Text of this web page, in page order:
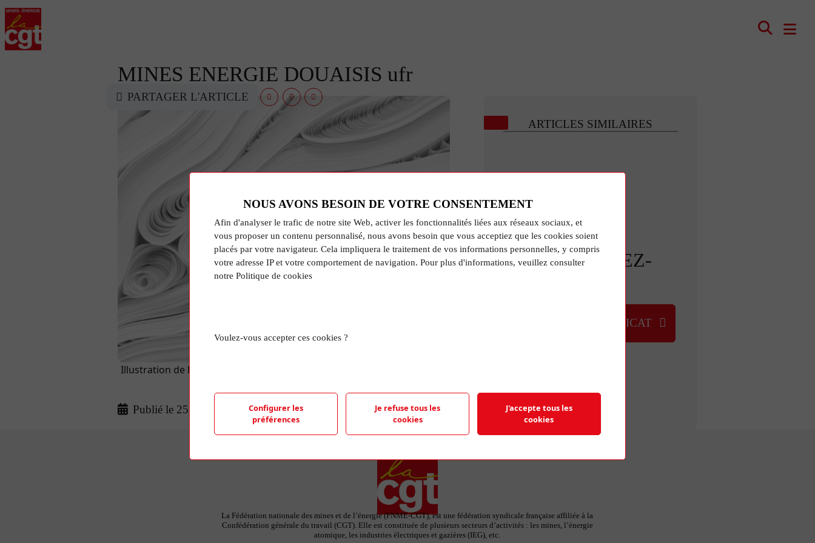
MINES ENERGIE DOUAISIS ufr
Illustration de l'article aléatoire représentant le logo de la FNME-CGT et
Publié le 25 Mar 2024
PARTAGER L'ARTICLE
ARTICLES SIMILAIRES
RETROUVEZ-
TROUVER UN SYNDICAT
La Fédération nationale des mines et de l’énergie (FNME-CGT), est une fédération syndicale française affiliée à la
Confédération générale du travail (CGT). Elle est constituée de plusieurs secteurs d’activités : les mines, l’énergie
atomique, les industries électriques et gazières (IEG), etc.
NOUS AVONS BESOIN DE VOTRE CONSENTEMENT
Afin d'analyser le trafic de notre site Web, activer les fonctionnalités liées aux réseaux sociaux, et
vous proposer un contenu personnalisé, nous avons besoin que vous acceptiez que les cookies soient
placés par votre navigateur. Cela impliquera le traitement de vos informations personnelles, y compris
votre adresse IP et votre comportement de navigation. Pour plus d'informations, veuillez consulter
notre Politique de cookies
Voulez-vous accepter ces cookies ?
Configurer les
préférences
Je refuse tous les
cookies
J'accepte tous les
cookies